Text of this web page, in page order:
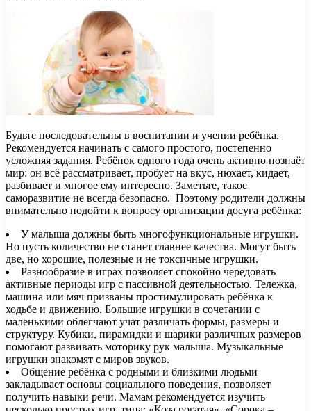
Будьте последовательны в воспитании и учении ребёнка.
Рекомендуется начинать с самого простого, постепенно
усложняя задания. Ребёнок одного года очень активно познаёт
мир: он всё рассматривает, пробует на вкус, нюхает, кидает,
разбивает и многое ему интересно. Заметьте, такое
саморазвитие не всегда безопасно. Поэтому родители должны
внимательно подойти к вопросу организации досуга ребёнка:
У малыша должны быть многофункциональные игрушки.
Но пусть количество не станет главнее качества. Могут быть
две, но хорошие, полезные и не токсичные игрушки.
Разнообразие в играх позволяет спокойно чередовать
активные периоды игр с пассивной деятельностью. Тележка,
машина или мяч призваны простимулировать ребёнка к
ходьбе и движению. Большие игрушки в сочетании с
маленькими облегчают учат различать формы, размеры и
структуру. Кубики, пирамидки и шарики различных размеров
помогают развивать моторику рук малыша. Музыкальные
игрушки знакомят с миров звуков.
Общение ребёнка с родными и близкими людьми
закладывает основы социального поведения, позволяет
получить навыки речи. Мамам рекомендуется изучить